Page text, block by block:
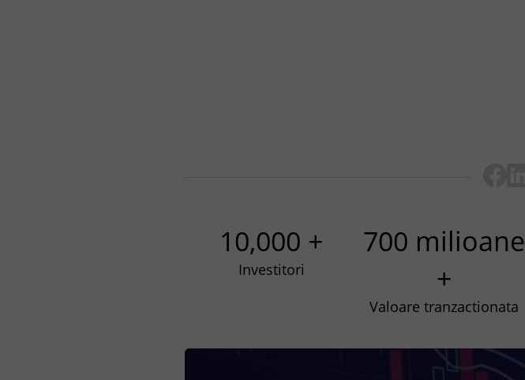
10,000 +
Investitori
700 milioane
+
Valoare tranzactionata